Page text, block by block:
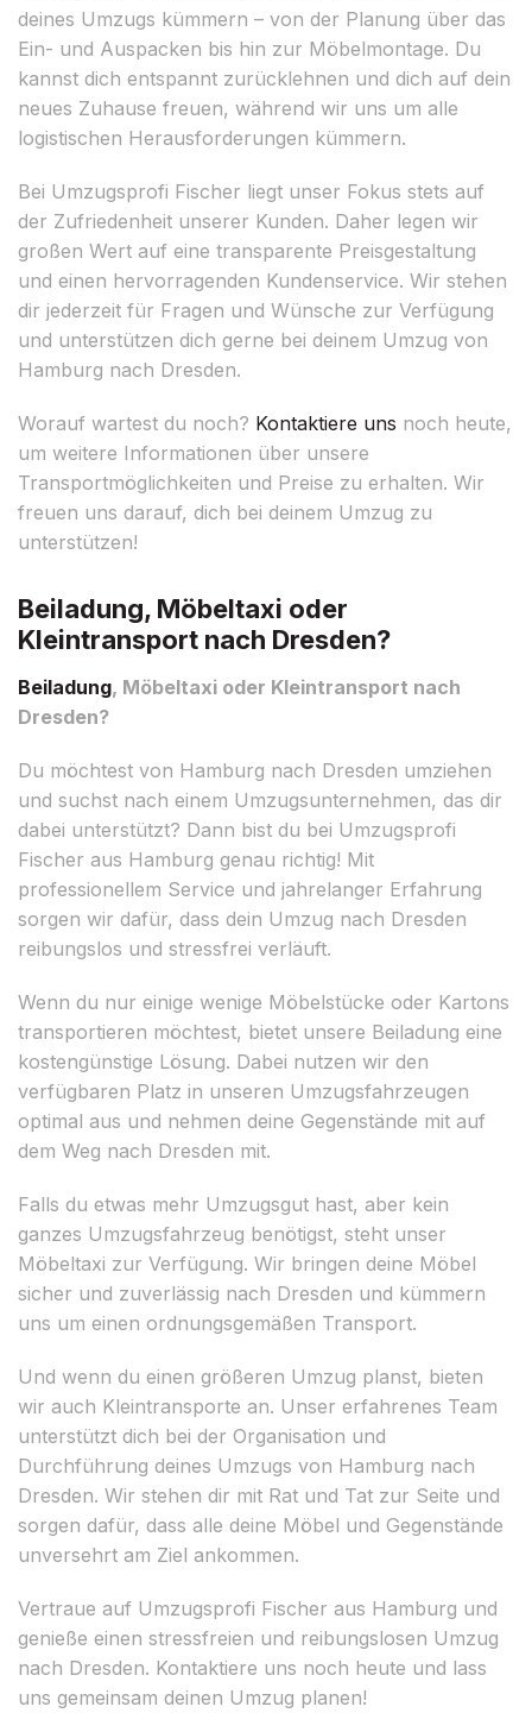
deines Umzugs kümmern – von der Planung über das
Ein- und Auspacken bis hin zur Möbelmontage. Du
kannst dich entspannt zurücklehnen und dich auf dein
neues Zuhause freuen, während wir uns um alle
logistischen Herausforderungen kümmern.
Bei Umzugsprofi Fischer liegt unser Fokus stets auf
der Zufriedenheit unserer Kunden. Daher legen wir
großen Wert auf eine transparente Preisgestaltung
und einen hervorragenden Kundenservice. Wir stehen
dir jederzeit für Fragen und Wünsche zur Verfügung
und unterstützen dich gerne bei deinem Umzug von
Hamburg nach Dresden.
Worauf wartest du noch? Kontaktiere uns noch heute,
um weitere Informationen über unsere
Transportmöglichkeiten und Preise zu erhalten. Wir
freuen uns darauf, dich bei deinem Umzug zu
unterstützen!
Beiladung, Möbeltaxi oder
Kleintransport nach Dresden?
Beiladung, Möbeltaxi oder Kleintransport nach
Dresden?
Du möchtest von Hamburg nach Dresden umziehen
und suchst nach einem Umzugsunternehmen, das dir
dabei unterstützt? Dann bist du bei Umzugsprofi
Fischer aus Hamburg genau richtig! Mit
professionellem Service und jahrelanger Erfahrung
sorgen wir dafür, dass dein Umzug nach Dresden
reibungslos und stressfrei verläuft.
Wenn du nur einige wenige Möbelstücke oder Kartons
transportieren möchtest, bietet unsere Beiladung eine
kostengünstige Lösung. Dabei nutzen wir den
verfügbaren Platz in unseren Umzugsfahrzeugen
optimal aus und nehmen deine Gegenstände mit auf
dem Weg nach Dresden mit.
Falls du etwas mehr Umzugsgut hast, aber kein
ganzes Umzugsfahrzeug benötigst, steht unser
Möbeltaxi zur Verfügung. Wir bringen deine Möbel
sicher und zuverlässig nach Dresden und kümmern
uns um einen ordnungsgemäßen Transport.
Und wenn du einen größeren Umzug planst, bieten
wir auch Kleintransporte an. Unser erfahrenes Team
unterstützt dich bei der Organisation und
Durchführung deines Umzugs von Hamburg nach
Dresden. Wir stehen dir mit Rat und Tat zur Seite und
sorgen dafür, dass alle deine Möbel und Gegenstände
unversehrt am Ziel ankommen.
Vertraue auf Umzugsprofi Fischer aus Hamburg und
genieße einen stressfreien und reibungslosen Umzug
nach Dresden. Kontaktiere uns noch heute und lass
uns gemeinsam deinen Umzug planen!